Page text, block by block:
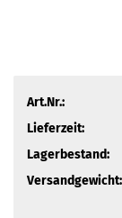
Art.Nr.:
Lieferzeit:
Lagerbestand:
Versandgewicht: